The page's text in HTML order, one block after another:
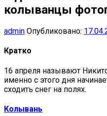
колыванцы
admin Опубликовано:
Кратко
16 апреля называют
именно с этого дня
сходить снег на полях.
Колывань